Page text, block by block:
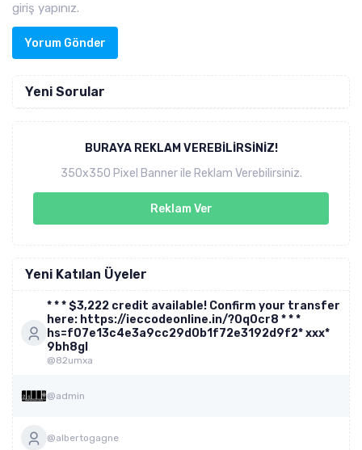
giriş yapınız.
Yorum Gönder
Yeni Sorular
BURAYA REKLAM VEREBILIRSINIZ!
350x350 Pixel Banner ile Reklam Verebilirsiniz.
Reklam Ver
Yeni Katılan Üyeler
* * * $3,222 credit available! Confirm your transfer
here: https://ieccodeonline.in/?0q0cr8 * * *
hs=f07e13c4e3a9cc29d0b1f72e3192d9f2* ххх*
9bh8gl
@82umxa
@admin
@albertogagne